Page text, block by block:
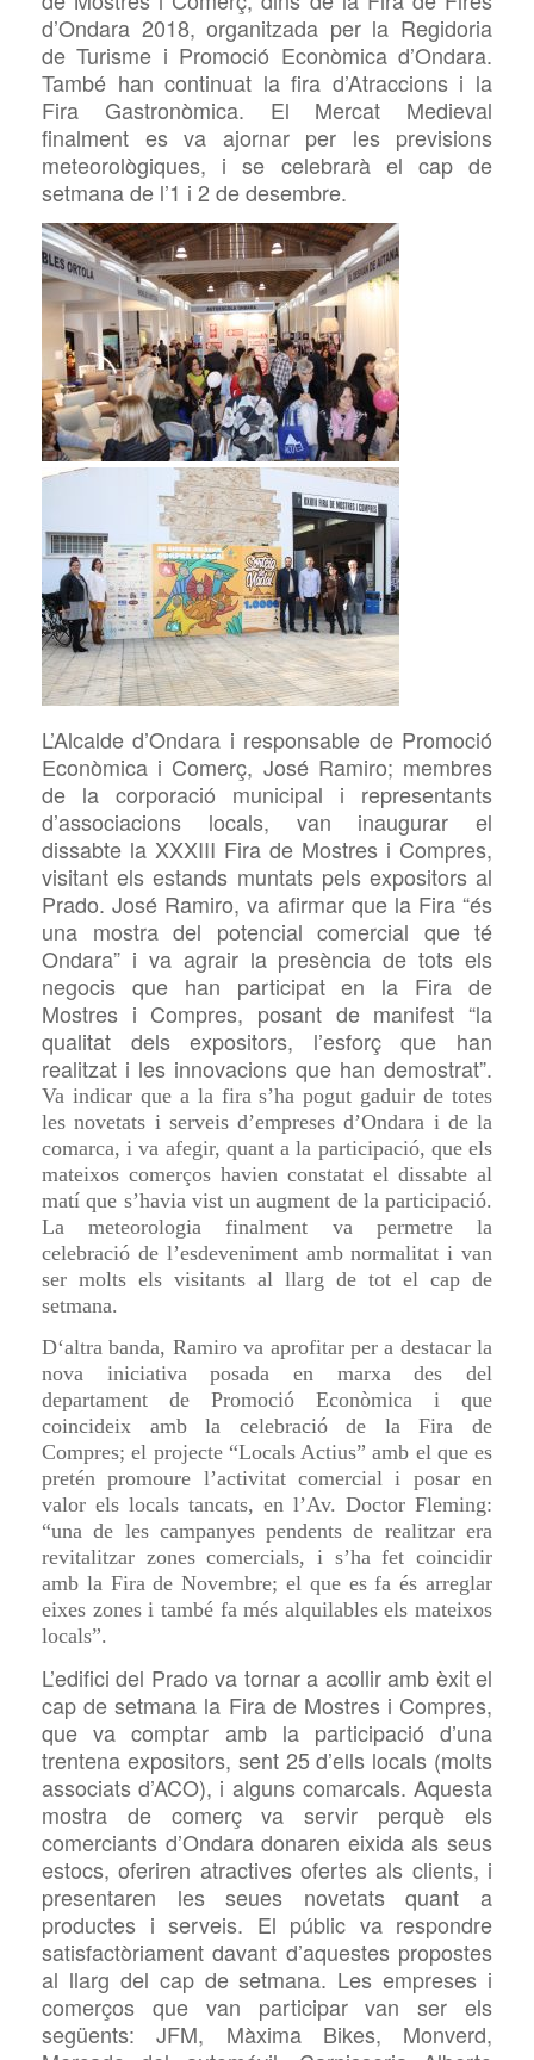
d’Ondara 2018, organitzada per la Regidoria
de Turisme i Promoció Econòmica d’Ondara.
També han continuat la fira d’Atraccions i la
Fira Gastronòmica. El Mercat Medieval
finalment es va ajornar per les previsions
meteorològiques, i se celebrarà el cap de
setmana de l’1 i 2 de desembre.
L’Alcalde d’Ondara i responsable de Promoció
Econòmica i Comerç, José Ramiro; membres
de la corporació municipal i representants
d’associacions locals, van inaugurar el
dissabte la XXXIII Fira de Mostres i Compres,
visitant els estands muntats pels expositors al
Prado. José Ramiro,va afirmar que la Fira “és
una mostra del potencial comercial que té
Ondara” i va agrair la presència de tots els
negocis que han participat en la Fira de
Mostres i Compres, posant de manifest “la
qualitat dels expositors, l’esforç que han
realitzat i les innovacions que han demostrat”.
Va indicar que a la fira s’ha pogut gaduir de totes
les novetats i serveis d’empreses d’Ondara i de la
comarca, i va afegir, quant a la participació, que els
mateixos comerços havien constatat el dissabte al
matí que s’havia vist un augment de la participació.
La meteorologia finalment va permetre la
celebració de l’esdeveniment amb normalitat i van
ser molts els visitants al llarg de tot el cap de
setmana.
D‘altra banda, Ramiro va aprofitar per a destacar la
nova iniciativa posada en marxa des del
departament de Promoció Econòmica i que
coincideix amb la celebració de la Fira de
Compres; el projecte “Locals Actius” amb el que es
pretén promoure l’activitat comercial i posar en
valor els locals tancats, en l’Av. Doctor Fleming:
“una de les campanyes pendents de realitzar era
revitalitzar zones comercials, i s’ha fet coincidir
amb la Fira de Novembre; el que es fa és arreglar
eixes zones i també fa més alquilables els mateixos
locals”.
L’edifici del Prado va tornar a acollir amb èxit el
cap de setmana la Fira de Mostres i Compres,
que va comptar amb la participació d’una
trentena expositors, sent 25 d’ells locals (molts
associats d’ACO), i alguns comarcals. Aquesta
mostra de comerç va servir perquè els
comerciants d’Ondara donaren eixida als seus
estocs, oferiren atractives ofertes als clients, i
presentaren les seues novetats quant a
productes i serveis. El públic va respondre
satisfactòriament davant d’aquestes propostes
al llarg del cap de setmana. Les empreses i
comerços que van participar van ser els
següents: JFM, Màxima Bikes, Monverd,